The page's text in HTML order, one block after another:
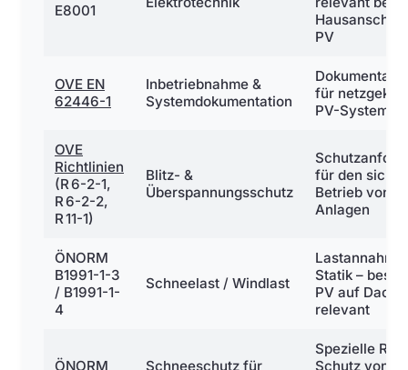
E8001
PV
OVE EN
62446-1
Inbetriebnahme &
Systemdokumentation
für
PV-Systeme
OVE
Richtlinien
(R 6-2-1,
R 6-2-2,
R 11-1)
Blitz- &
Überspannungsschutz
für den
Betrieb von
Anlagen
ÖNORM
B1991-1-3
/ B1991-1-
4
Schneelast / Windlast
Statik –
PV auf
relevant
ÖNORM
Schneeschutz für
Spezielle
Schutz von